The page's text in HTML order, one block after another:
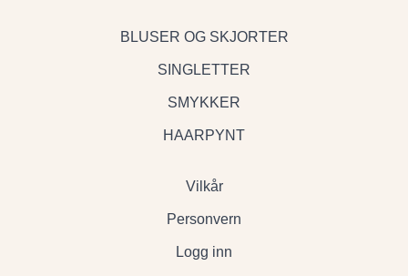
BLUSER OG SKJORTER
SINGLETTER
SMYKKER
HAARPYNT
Vilkår
Personvern
Logg inn